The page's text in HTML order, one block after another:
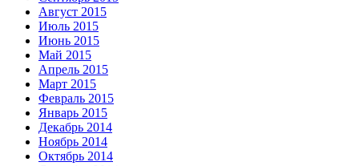
Август 2015
Июль 2015
Июнь 2015
Май 2015
Апрель 2015
Март 2015
Февраль 2015
Январь 2015
Декабрь 2014
Ноябрь 2014
Октябрь 2014